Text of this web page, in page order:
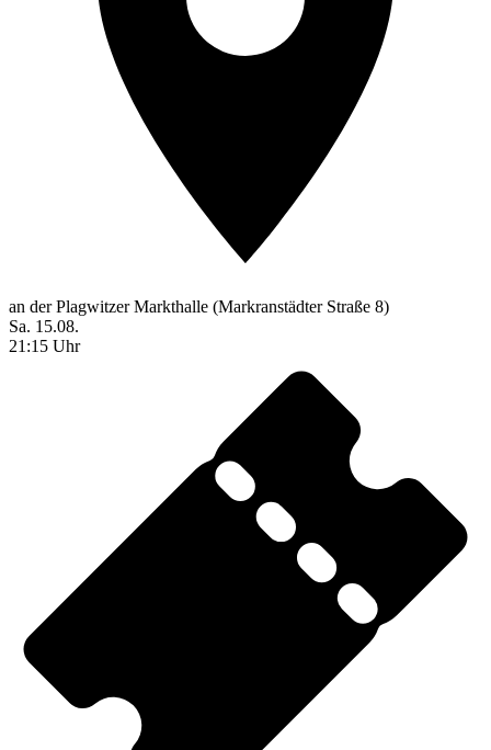
an der Plagwitzer Markthalle (Markranstädter Straße 8)
Sa. 15.08.
21:15 Uhr